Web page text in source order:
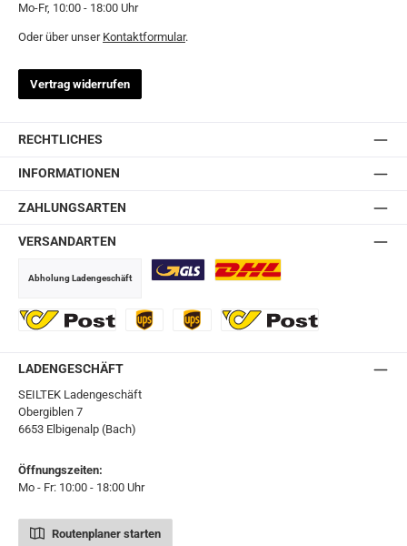
Mo-Fr, 10:00 - 18:00 Uhr
Oder über unser Kontaktformular.
Vertrag widerrufen
RECHTLICHES
INFORMATIONEN
ZAHLUNGSARTEN
VERSANDARTEN
Abholung Ladengeschäft
LADENGESCHÄFT
SEILTEK Ladengeschäft
Obergiblen 7
6653 Elbigenalp (Bach)
Öffnungszeiten:
Mo - Fr: 10:00 - 18:00 Uhr
Routenplaner starten